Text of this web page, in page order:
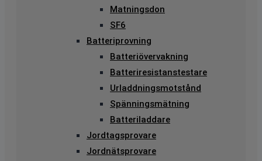
Matningsdon
SF6
Batteriprovning
Batteriövervakning
Batteriresistanstestare
Urladdningsmotstånd
Spänningsmätning
Batteriladdare
Jordtagsprovare
Jordnätsprovare